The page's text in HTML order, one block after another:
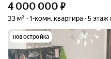
4 000 000 ₽
33 м² 1-комн. квартира 5 этаж
новостройка